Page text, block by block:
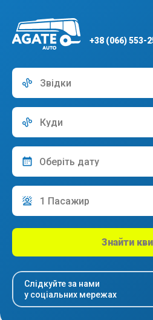
+38 (066) 553-
Звідки
Куди
1 Пасажир
Знайти
Слідкуйте за нами
у соціальних мережах